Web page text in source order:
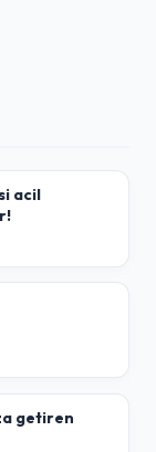
acil
getiren